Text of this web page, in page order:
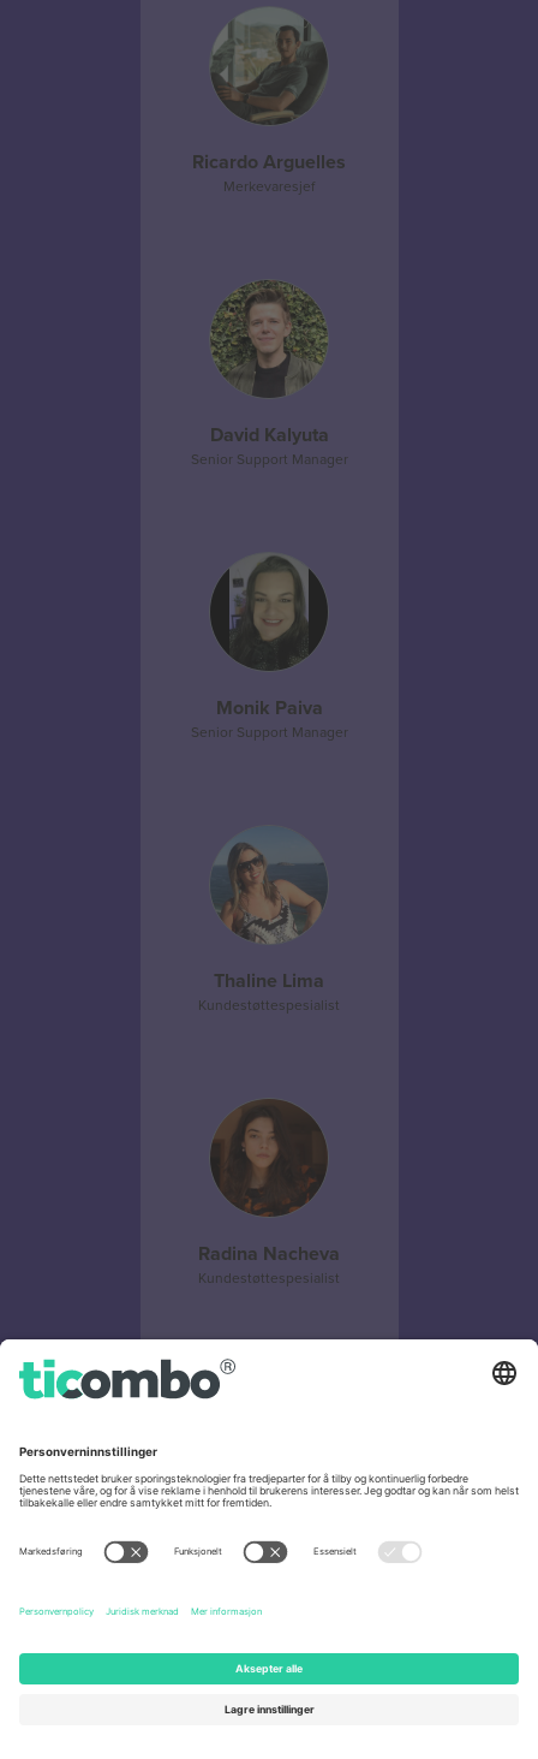
Ricardo Arguelles
Merkevaresjef
David Kalyuta
Senior Support Manager
Monik Paiva
Senior Support Manager
Thaline Lima
Kundestøttespesialist
Radina Nacheva
Kundestøttespesialist
Kundestøttespesialist